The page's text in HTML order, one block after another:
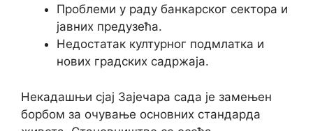
Проблеми у раду банкарског сектора и
јавних предузећа.
Недостатак културног подмлатка и
нових градских садржаја.
Некадашњи сјај Зајечара сада је замењен
борбом за очување основних стандарда